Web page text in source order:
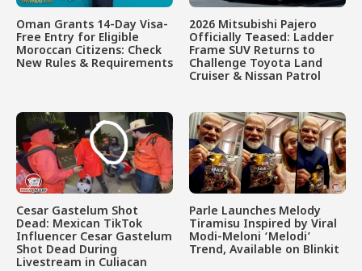
Oman Grants 14-Day Visa-
Free Entry for Eligible
Moroccan Citizens: Check
New Rules & Requirements
2026 Mitsubishi Pajero
Officially Teased: Ladder
Frame SUV Returns to
Challenge Toyota Land
Cruiser & Nissan Patrol
Cesar Gastelum Shot
Dead: Mexican TikTok
Influencer Cesar Gastelum
Shot Dead During
Livestream in Culiacan
Parle Launches Melody
Tiramisu Inspired by Viral
Modi-Meloni ‘Melodi’
Trend, Available on Blinkit